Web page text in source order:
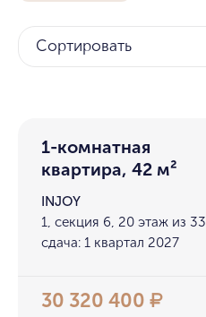
Сортировать
1-комнатная
квартира, 42 м²
INJOY
1, секция 6, 20 этаж из 33
сдача: 1 квартал 2027
30 320 400₽